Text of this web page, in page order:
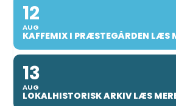
12
AUG
KAFFEMIX I PRÆSTEGÅRDEN LÆS
13
AUG
LOKALHISTORISK ARKIV LÆS